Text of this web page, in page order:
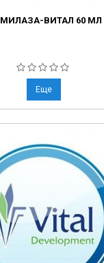
ВИТАЛ 60 МЛ
Еще